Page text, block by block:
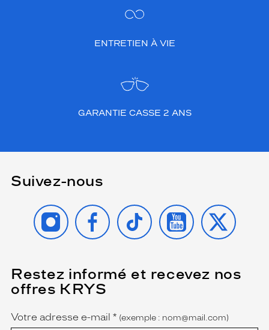
ENTRETIEN À VIE
GARANTIE CASSE 2 ANS
Suivez-nous
INSTAGRAMFACEBOOK
TIKTOK YOUTUBE
X
Restez informé et recevez nos
offres KRYS
Name
Votre adresse e-mail *
(Ce
champ
est
(exemple : nom@mail.com)